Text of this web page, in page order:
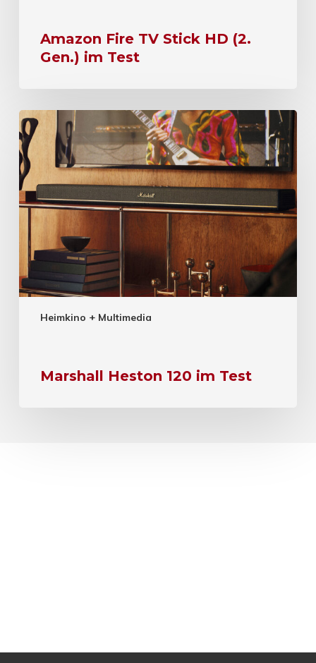
Amazon Fire TV Stick HD (2.
Gen.) im Test
Heimkino + Multimedia
Marshall Heston 120 im Test